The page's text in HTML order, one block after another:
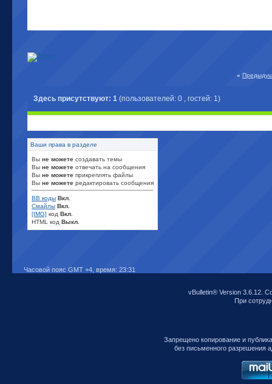
«
Здесь присутствуют: 1 (пользователей: 0 , гостей: 1)
Ваши права в разделе
Вы не можете создавать темы
Вы не можете отвечать на сообщения
Вы не можете прикреплять файлы
Вы не можете редактировать сообщения
BB коды Вкл.
Смайлы Вкл.
[IMG] код Вкл.
HTML код Выкл.
Часовой пояс GMT +4, время: 23:31
vBulletin® Version 3.6.12.
При
Запрещено копирование и
без письменного разрешения